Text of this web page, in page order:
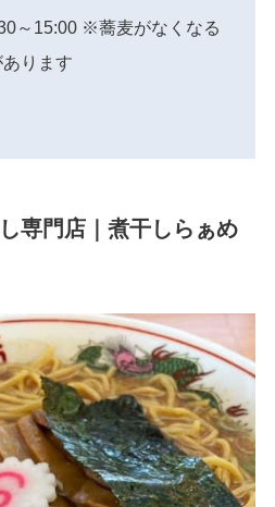
～15:00 ※蕎麦がなくなる
ります
専門店｜煮干しらぁめ